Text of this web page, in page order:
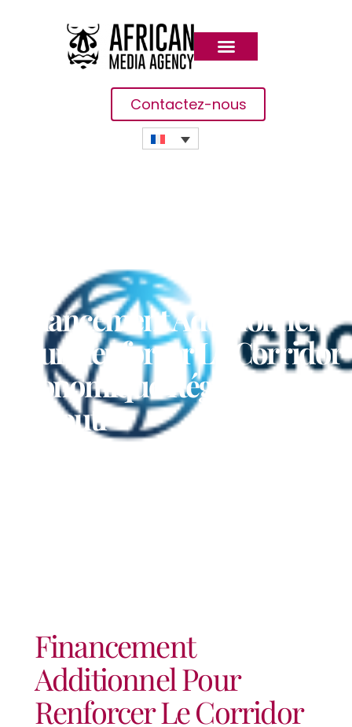
Contactez-nous
Financement Additionnel
Pour Renforcer Le Corridor
Économique Régional De
Djibouti
Financement
Additionnel Pour
Renforcer Le Corridor